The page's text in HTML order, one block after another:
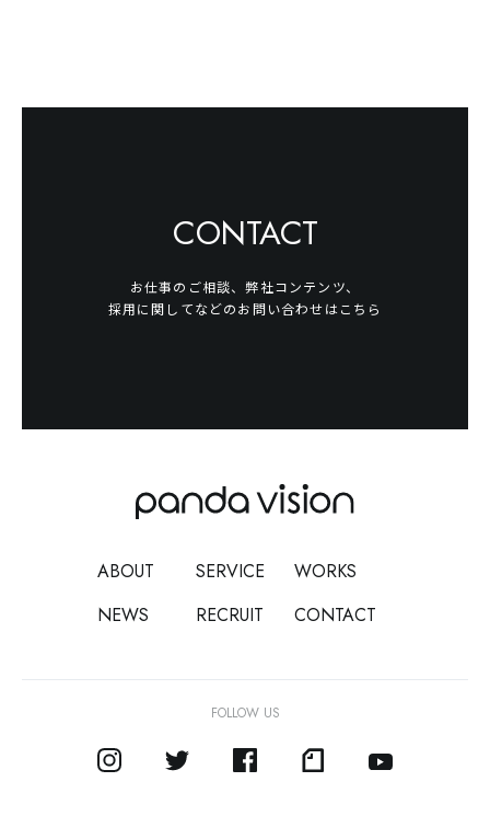
CONTACT
お仕事のご相談、弊社コンテンツ、
採用に関してなどのお問い合わせはこちら
ABOUT SERVICE
WORKS
NEWS
RECRUIT CONTACT
FOLLOW US